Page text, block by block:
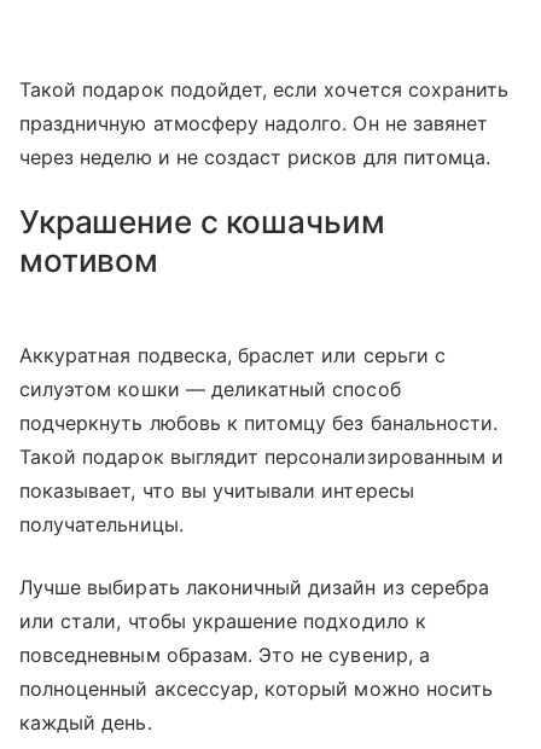
Такой подарок подойдет, если хочется сохранить
праздничную атмосферу надолго. Он не завянет
через неделю и не создаст рисков для питомца.
Украшение с кошачьим
мотивом
Аккуратная подвеска, браслет или серьги с
силуэтом кошки — деликатный способ
подчеркнуть любовь к питомцу без банальности.
Такой подарок выглядит персонализированным и
показывает, что вы учитывали интересы
получательницы.
Лучше выбирать лаконичный дизайн из серебра
или стали, чтобы украшение подходило к
повседневным образам. Это не сувенир, а
полноценный аксессуар, который можно носить
каждый день.